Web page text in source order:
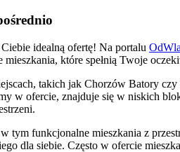
idealną ofertę! Na portalu
które spełnią Twoje
takich jak Chorzów Batory
w ofercie, znajduje się w niskich
tym funkcjonalne mieszkania z
dla siebie. Często w ofercie